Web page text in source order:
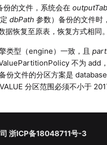
份的文件，系统会在
dbPath 参数）备份的文件时
据恢复至原表，恢复方式相同
类型（engine）一致，且
不为 add
份文件的分区方案是
分区范围必须不小于
浙ICP备18048711号-3